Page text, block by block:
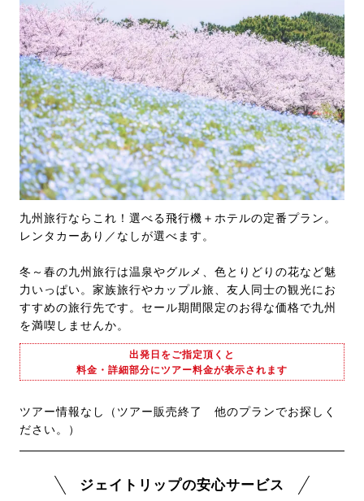
九州旅行ならこれ！選べる飛行機＋ホテルの定番プラン。
レンタカーあり／なしが選べます。
冬～春の九州旅行は温泉やグルメ、色とりどりの花など魅
力いっぱい。家族旅行やカップル旅、友人同士の観光にお
すすめの旅行先です。セール期間限定のお得な価格で九州
を満喫しませんか。
出発日をご指定頂くと
料金・詳細部分にツアー料金が表示されます
ツアー情報なし（ツアー販売終了 他のプランでお探しく
ださい。）
ジェイトリップの安心サービス